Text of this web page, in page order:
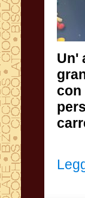
Un'